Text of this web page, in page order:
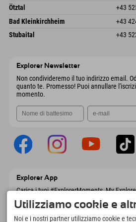
AustriaFreizeitpark 10
Austria
Ötztal +43
Gscheat 14
6441 Umhausen
Austria
Bad Kleinkirchheim +43
Dorfstraße 24
Stubaital +43
Explorer Newsletter
Non condivideremo il tuo indirizzo email.
quanto te. Promesso! Puoi annullare
momento.
Explorer App
Carica i tuoi #ExplorerMoments, My
lista dei desideri, panoramica dei ristoranti
molto altro. Scaricalo subito!
Utilizziamo cookie e
Noi e i nostri partner utilizziamo cookie e